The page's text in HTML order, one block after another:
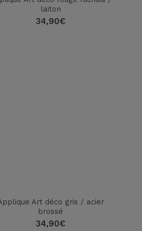
laiton
34,90€
Art déco gris / acier
brossé
34,90€